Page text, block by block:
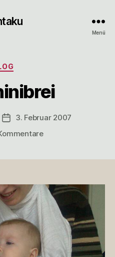
Menü
Kategorien
Veröffentlichungsdatum
3. Februar 2007
zu